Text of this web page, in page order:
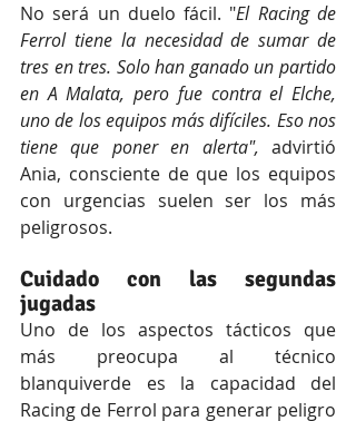
No será un duelo fácil. "El Racing de
Ferrol tiene la necesidad de sumar de
tres en tres. Solo han ganado un partido
en A Malata, pero fue contra el Elche,
uno de los equipos más difíciles. Eso nos
tiene que poner en alerta", advirtió
Ania, consciente de que los equipos
con urgencias suelen ser los más
peligrosos.
Cuidado con las segundas
jugadas
Uno de los aspectos tácticos que
más preocupa al técnico
blanquiverde es la capacidad del
Racing de Ferrol para generar peligro